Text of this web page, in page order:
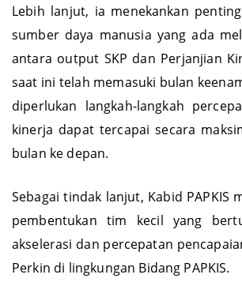
Lebih lanjut, ia menekankan
sumber daya manusia yang ada
antara output SKP dan Perjanjian
saat ini telah memasuki bulan
diperlukan langkah-langkah
kinerja dapat tercapai secara
bulan ke depan.
Sebagai tindak lanjut, Kabid PAPKIS
pembentukan tim kecil yang
akselerasi dan percepatan
Perkin di lingkungan Bidang PAPKIS.